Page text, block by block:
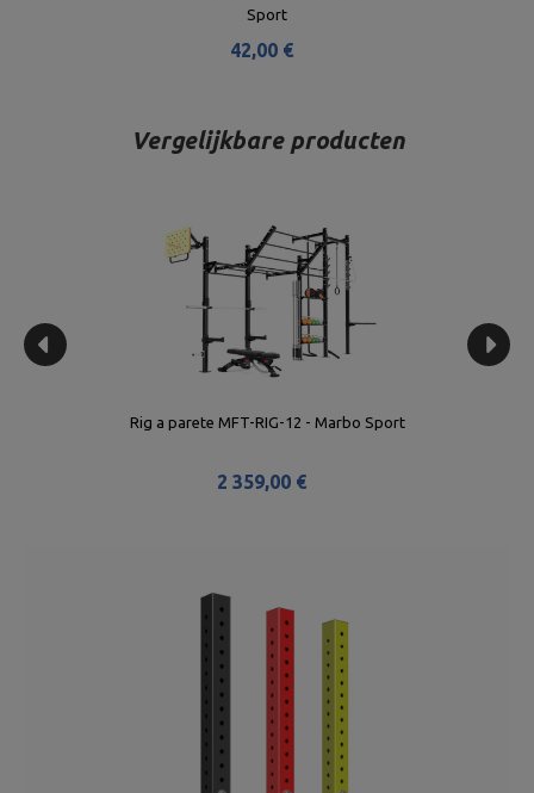
Sport
42,00 €
Vergelijkbare producten
Rig a parete MFT-RIG-12 - Marbo Sport
2 359,00 €